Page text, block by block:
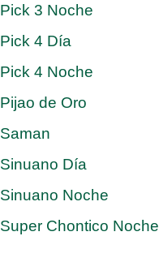
Pick 3 Noche
Pick 4 Día
Pick 4 Noche
Pijao de Oro
Saman
Sinuano Día
Sinuano Noche
Super Chontico Noche